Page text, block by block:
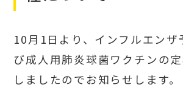
10月1日より、インフルエンザ
び成人用肺炎球菌ワクチンの
しましたのでお知らせします。